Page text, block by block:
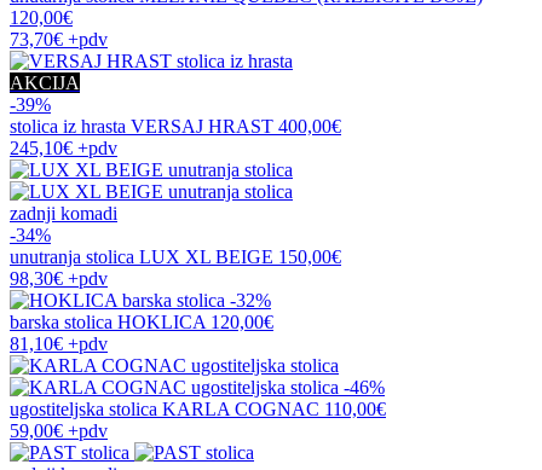
120,00€
73,70€ +pdv
AKCIJA
-39%
stolica iz hrasta VERSAJ HRAST 400,00€
245,10€ +pdv
zadnji komadi
-34%
unutranja stolica LUX XL BEIGE 150,00€
98,30€ +pdv
-32%
barska stolica HOKLICA 120,00€
81,10€ +pdv
-46%
ugostiteljska stolica KARLA COGNAC 110,00€
59,00€ +pdv